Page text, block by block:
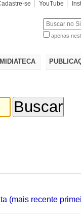
se YouTube
apenas
MIDIATECA
(mais recente